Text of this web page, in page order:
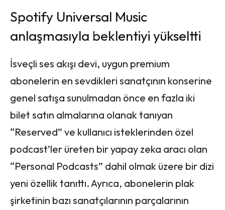
Spotify Universal Music
anlaşmasıyla beklentiyi yükseltti
İsveçli ses akışı devi, uygun premium
abonelerin en sevdikleri sanatçının konserine
genel satışa sunulmadan önce en fazla iki
bilet satın almalarına olanak tanıyan
“Reserved” ve kullanıcı isteklerinden özel
podcast’ler üreten bir yapay zeka aracı olan
“Personal Podcasts” dahil olmak üzere bir dizi
yeni özellik tanıttı. Ayrıca, abonelerin plak
şirketinin bazı sanatçılarının parçalarının